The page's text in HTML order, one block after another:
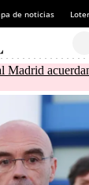
de noticias
Madrid